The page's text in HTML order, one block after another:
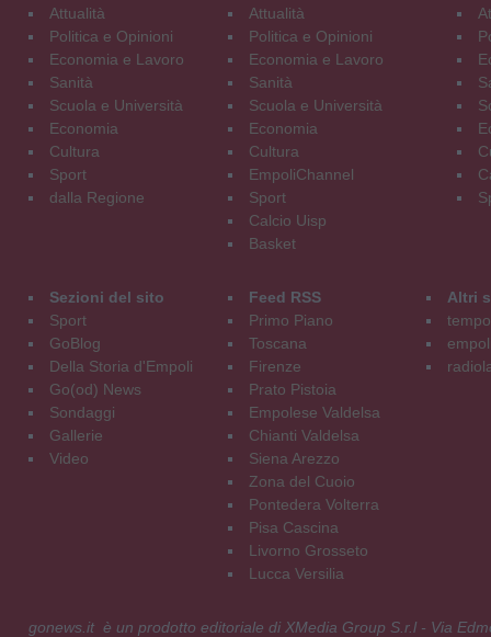
Attualità
Politica e Opinioni
Economia e Lavoro
Sanità
Scuola e Università
Economia
Cultura
Sport
dalla Regione
Attualità
Politica e Opinioni
Economia e Lavoro
Sanità
Scuola e Università
Economia
Cultura
EmpoliChannel
Sport
Calcio Uisp
Basket
Sezioni del sito
Sport
GoBlog
Della Storia d'Empoli
Go(od) News
Sondaggi
Gallerie
Video
Feed RSS
Primo Piano
Toscana
Firenze
Prato Pistoia
Empolese Valdelsa
Chianti Valdelsa
Siena Arezzo
Zona del Cuoio
Pontedera Volterra
Pisa Cascina
Livorno Grosseto
Lucca Versilia
Altri
gonews.it è un prodotto editoriale di XMedia Group S.r.l - Via